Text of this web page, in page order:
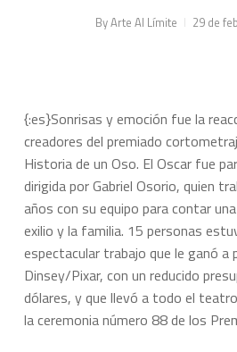
ByArte Al Límite 29 de
{:es}Sonrisas y emoción fue la
creadores del premiado
Historia de un Oso. El Oscar fue
dirigida por Gabriel Osorio, quien
años con su equipo para contar
exilio y la familia. 15 personas
espectacular trabajo que le ganó a
Dinsey/Pixar, con un reducido
dólares, y que llevó a todo el
la ceremonia número 88 de los